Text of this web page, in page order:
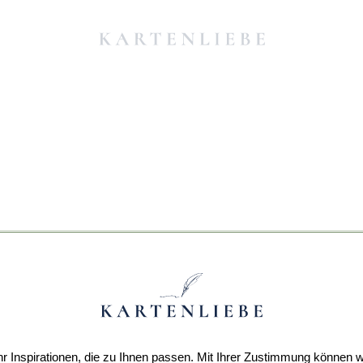
Inspirationen, die zu Ihnen passen. Mit Ihrer Zustimmung können